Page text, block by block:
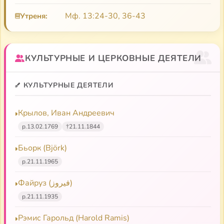
Утреня: Мф. 13:24-30, 36-43
КУЛЬТУРНЫЕ И ЦЕРКОВНЫЕ ДЕЯТЕЛИ
КУЛЬТУРНЫЕ ДЕЯТЕЛИ
Крылов, Иван Андреевич
р.13.02.1769 †21.11.1844
Бьорк (Björk)
р.21.11.1965
Файруз (فيروز)
р.21.11.1935
Рэмис Гарольд (Harold Ramis)